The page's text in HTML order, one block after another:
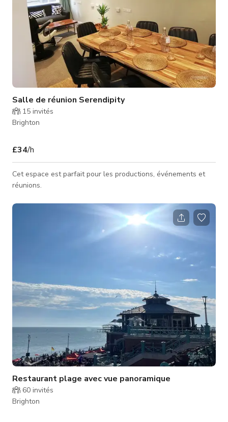
Salle de réunion Serendipity
15 invités
Brighton
£34/h
Cet espace est parfait pour les productions, événements et
réunions.
Restaurant plage avec vue panoramique
60 invités
Brighton